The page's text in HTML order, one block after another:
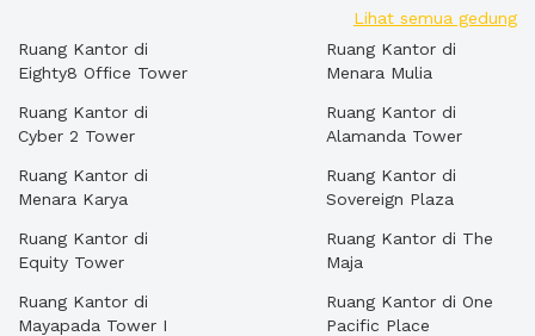
Lihat semua gedung
Ruang Kantor di
Eighty8 Office Tower
Ruang Kantor di
Cyber 2 Tower
Ruang Kantor di
Menara Karya
Ruang Kantor di
Equity Tower
Ruang Kantor di
Mayapada Tower I
Ruang Kantor di
Menara Mulia
Ruang Kantor di
Alamanda Tower
Ruang Kantor di
Sovereign Plaza
Ruang Kantor di The
Maja
Ruang Kantor di One
Pacific Place